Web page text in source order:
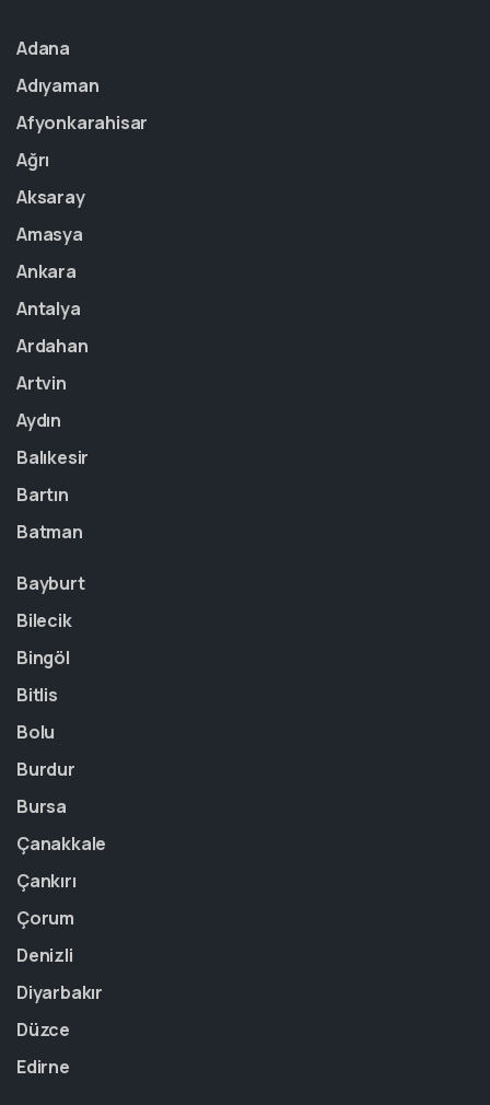
Adana
Adıyaman
Afyonkarahisar
Ağrı
Aksaray
Amasya
Ankara
Antalya
Ardahan
Artvin
Aydın
Balıkesir
Bartın
Batman
Bayburt
Bilecik
Bingöl
Bitlis
Bolu
Burdur
Bursa
Çanakkale
Çankırı
Çorum
Denizli
Diyarbakır
Düzce
Edirne